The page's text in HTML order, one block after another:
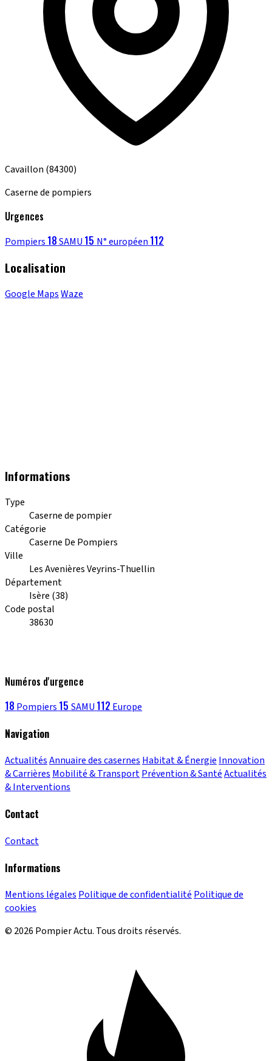
Cavaillon (84300)
Caserne de pompiers
Urgences
Pompiers 18SAMU 15 N° européen 112
Localisation
Google MapsWaze
Informations
Type
Caserne de pompier
Catégorie
Caserne De Pompiers
Ville
Les Avenières Veyrins-Thuellin
Département
Isère (38)
Code postal
38630
Numéros d'urgence
18 Pompiers 15 SAMU 112 Europe
Navigation
ActualitésAnnuaire des casernes Habitat & Énergie Innovation
& Carrières Mobilité & TransportPrévention & SantéActualités
& Interventions
Contact
Contact
Informations
Mentions légales Politique de confidentialité Politique de
cookies
© 2026 Pompier Actu. Tous droits réservés.